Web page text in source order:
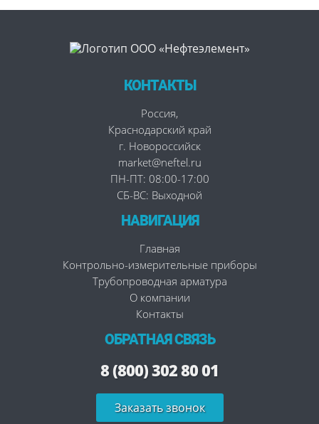
КОНТАКТЫ
Россия,
Краснодарский край
г. Новороссийск
market@neftel.ru
ПН-ПТ: 08:00-17:00
СБ-ВС: Выходной
НАВИГАЦИЯ
Главная
Контрольно-измерительные приборы
Трубопроводная арматура
О компании
Контакты
ОБРАТНАЯ СВЯЗЬ
8 (800) 302 80 01
Заказать звонок